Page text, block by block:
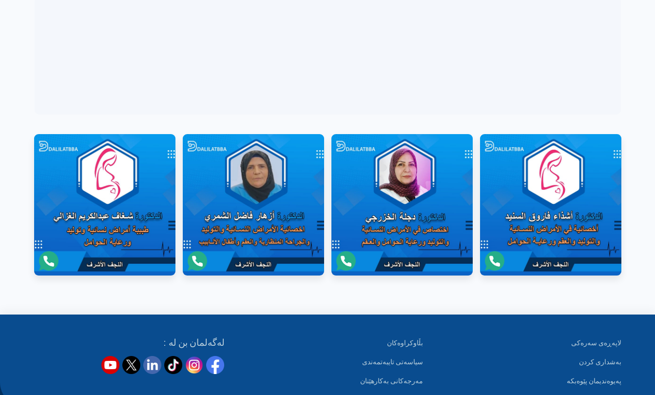
لاپەڕەی سەرەکی
بەشداری کردن
پەیوەندیمان پێوەبکە
بڵاوکراوەکان
سیاسەتی تایبەتمەندی
مەرجەکانی بەکارهێنان
لەگەلمان بن لە :